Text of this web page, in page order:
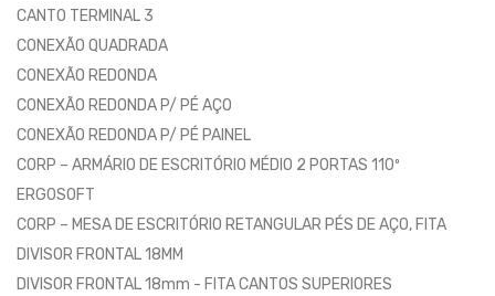
CANTO TERMINAL 3
CONEXÃO QUADRADA
CONEXÃO REDONDA
CONEXÃO REDONDA P/ PÉ AÇO
CONEXÃO REDONDA P/ PÉ PAINEL
CORP – ARMÁRIO DE ESCRITÓRIO MÉDIO 2 PORTAS 110º
ERGOSOFT
CORP – MESA DE ESCRITÓRIO RETANGULAR PÉS DE AÇO, FITA
DIVISOR FRONTAL 18MM
DIVISOR FRONTAL 18mm - FITA CANTOS SUPERIORES